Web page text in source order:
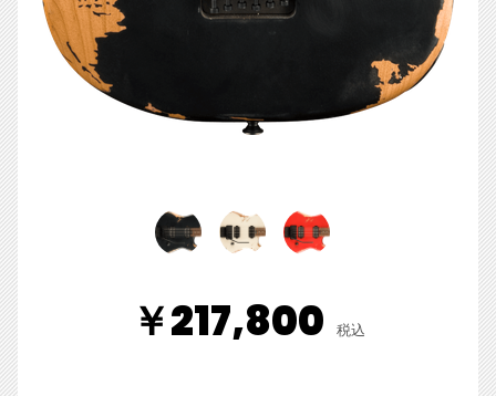
￥217,800 税込